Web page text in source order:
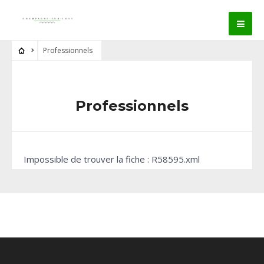
Professionnels
Professionnels
Impossible de trouver la fiche : R58595.xml